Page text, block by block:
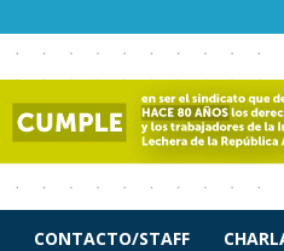
CONTACTO/STAFF